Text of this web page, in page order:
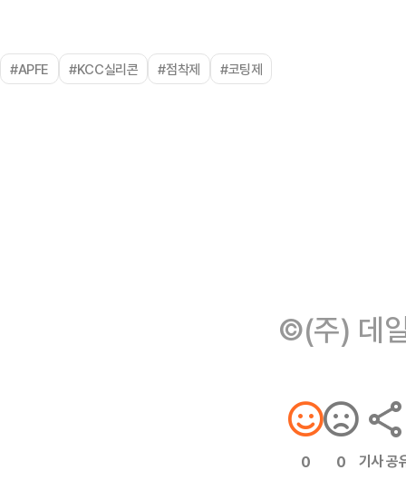
#APFE #KCC실리콘 #점착제 #코팅제
©(주) 데
0 0 기사 공